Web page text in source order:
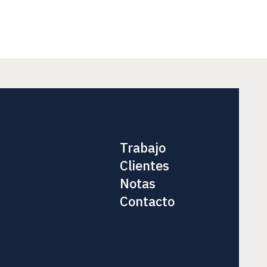
Trabajo
Clientes
Notas
Contacto